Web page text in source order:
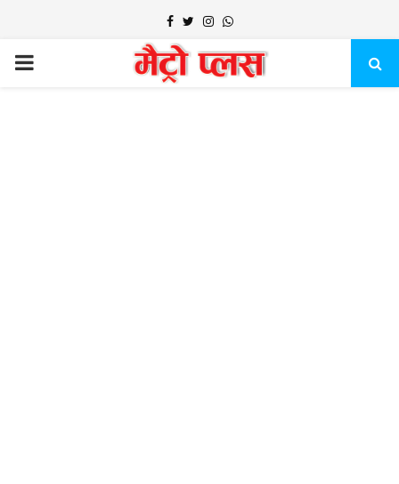
Facebook
TwitterInstagram
Whatsapp
PRIMARY